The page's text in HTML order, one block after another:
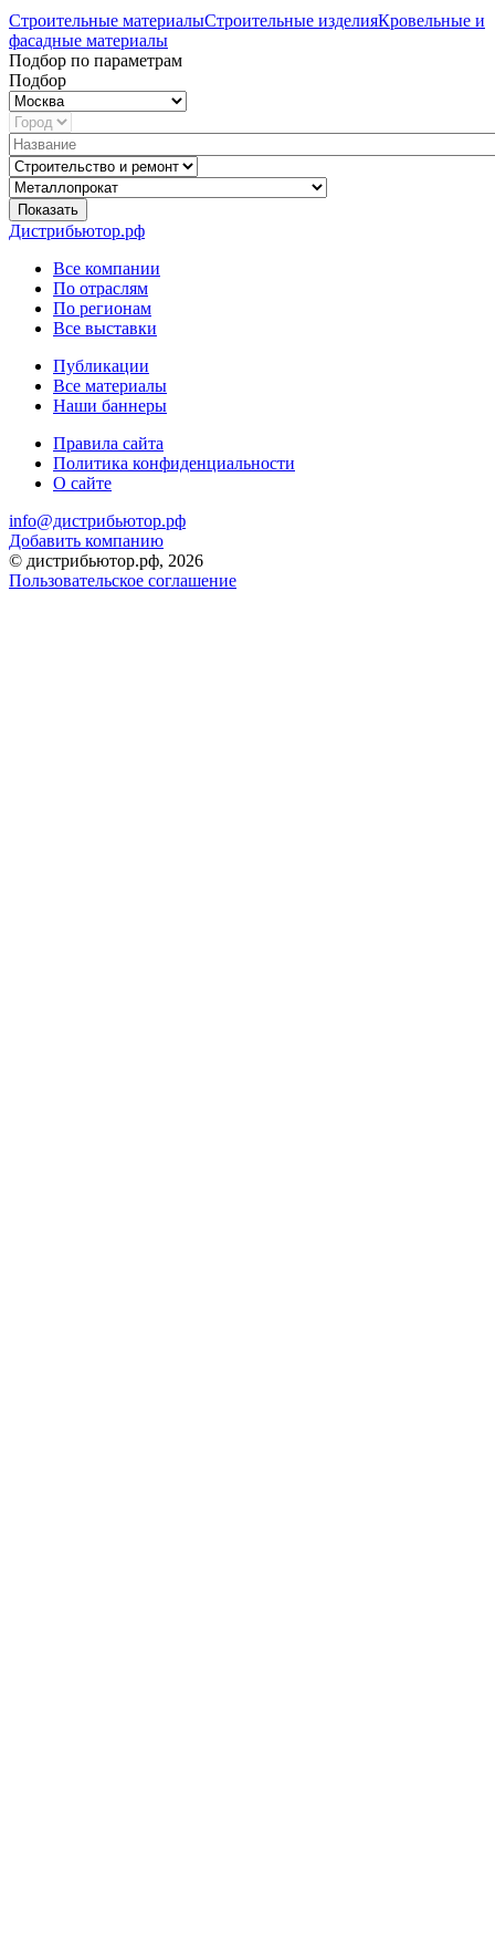
Строительные материалыСтроительные изделияКровельные и
фасадные материалы
Подбор по параметрам
Подбор
Показать
Дистрибьютор.рф
Все компании
По отраслям
По регионам
Все выставки
Публикации
Все материалы
Наши баннеры
Правила сайта
Политика конфиденциальности
О сайте
info@дистрибьютор.рф
Добавить компанию
© дистрибьютор.рф, 2026
Пользовательское соглашение